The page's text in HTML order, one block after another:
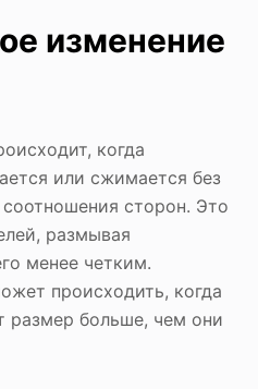
изменение
когда
или сжимается без
сторон. Это
размывая
менее четким.
происходить, когда
размер больше, чем они